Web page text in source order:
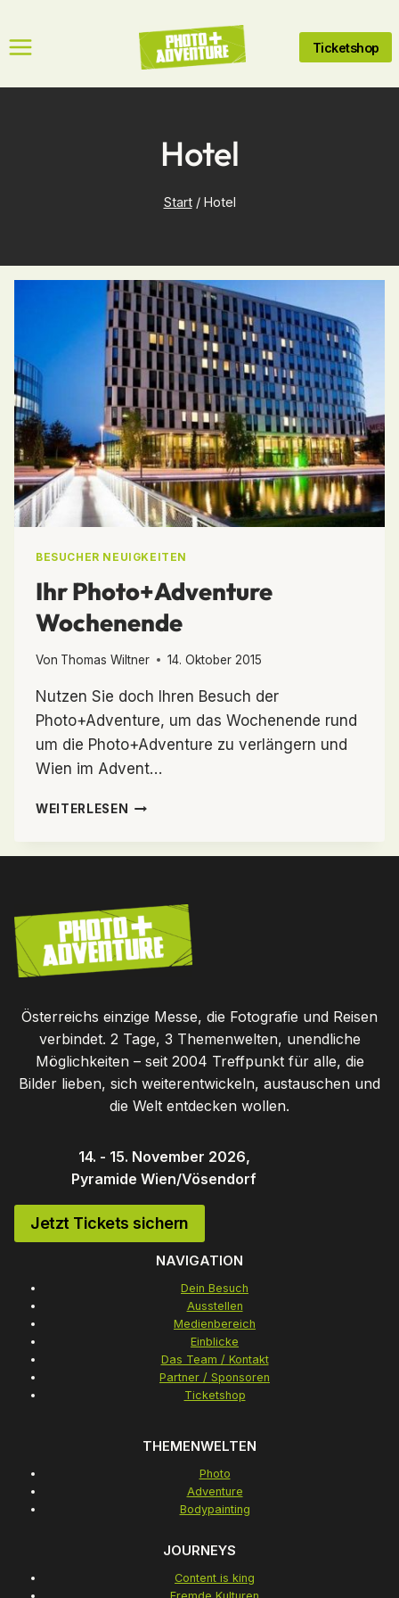
Inhalt
springen
Ticketshop
Hotel
Start / Hotel
BESUCHER NEUIGKEITEN
Ihr Photo+Adventure
Wochenende
Von Thomas Wiltner 14. Oktober 2015
Nutzen Sie doch Ihren Besuch der
Photo+Adventure, um das Wochenende rund
um die Photo+Adventure zu verlängern und
Wien im Advent…
WEITERLESEN
IHR
Österreichs einzige Messe, die Fotografie und Reisen
verbindet. 2 Tage, 3 Themenwelten, unendliche
Möglichkeiten – seit 2004 Treffpunkt für alle, die
Bilder lieben, sich weiterentwickeln, austauschen und
die Welt entdecken wollen.
14. - 15. November 2026,
Pyramide Wien/Vösendorf
Jetzt Tickets sichern
NAVIGATION
Dein Besuch
Ausstellen
Medienbereich
Einblicke
Das Team / Kontakt
Partner / Sponsoren
Ticketshop
THEMENWELTEN
Photo
Adventure
Bodypainting
JOURNEYS
Content is king